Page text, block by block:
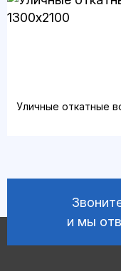
Уличные откатные
и мы